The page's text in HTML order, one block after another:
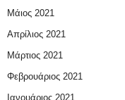
Μάιος 2021
Απρίλιος 2021
Μάρτιος 2021
Φεβρουάριος 2021
Ιανουάριος 2021